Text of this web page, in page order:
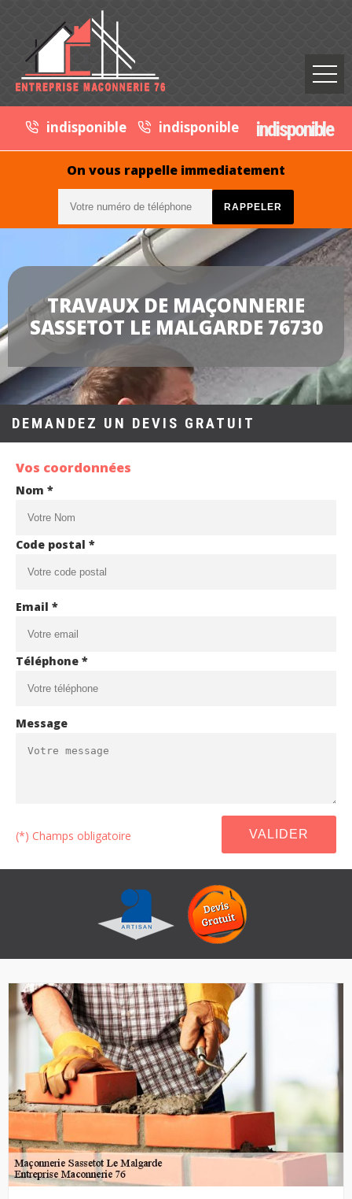
indisponible indisponible indisponible
On vous rappelle immediatement
TRAVAUX DE MAÇONNERIE
SASSETOT LE MALGARDE 76730
DEMANDEZ UN DEVIS GRATUIT
Vos coordonnées
Nom *
Code postal *
Email *
Téléphone *
Message
(*) Champs obligatoire